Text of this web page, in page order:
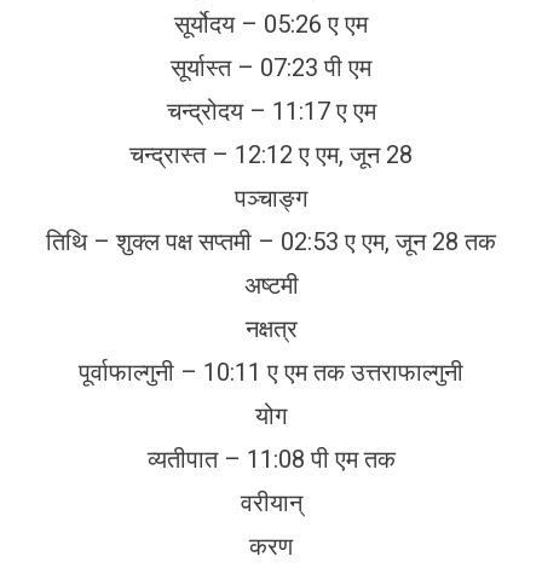
सूर्योदय – 05:26 ए एम
सूर्यास्त – 07:23 पी एम
चन्द्रोदय – 11:17 ए एम
चन्द्रास्त – 12:12 ए एम, जून 28
पञ्चाङ्ग
तिथि – शुक्ल पक्ष सप्तमी – 02:53 ए एम, जून 28 तक
अष्टमी
नक्षत्र
पूर्वाफाल्गुनी – 10:11 ए एम तक उत्तराफाल्गुनी
योग
व्यतीपात – 11:08 पी एम तक
वरीयान्
करण